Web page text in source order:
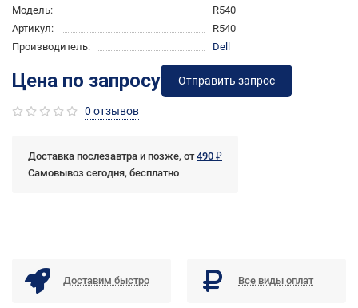
Модель:
R540
Артикул:
R540
Производитель:
Dell
Цена по запросу Отправить запрос
0 отзывов
Доставка послезавтра и позже, от490 ₽
Самовывоз сегодня, бесплатно
Доставим быстро Все виды оплат